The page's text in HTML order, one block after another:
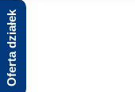
Oferta działek